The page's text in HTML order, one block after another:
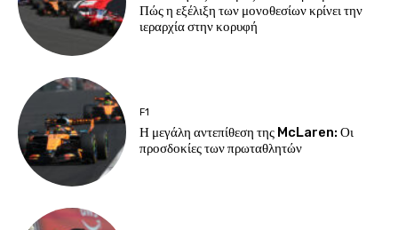
Πώς η εξέλιξη των μονοθεσίων κρίνει την
ιεραρχία στην κορυφή
F1
Η μεγάλη αντεπίθεση της McLaren: Οι
προσδοκίες των πρωταθλητών